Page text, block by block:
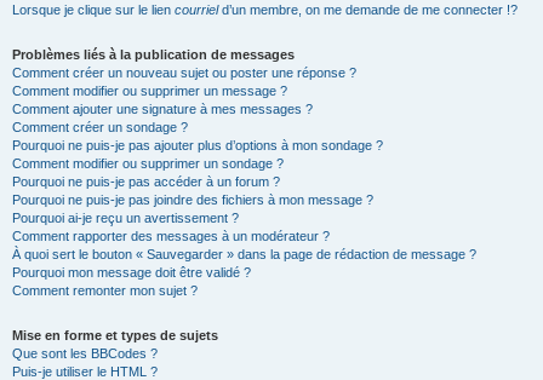
Lorsque je clique sur le lien courrield’un membre, on me demande de me connecter !?
Problèmes liés à la publication de messages
Comment créer un nouveau sujet ou poster une réponse ?
Comment modifier ou supprimer un message ?
Comment ajouter une signature à mes messages ?
Comment créer un sondage ?
Pourquoi ne puis-je pas ajouter plus d’options à mon sondage ?
Comment modifier ou supprimer un sondage ?
Pourquoi ne puis-je pas accéder à un forum ?
Pourquoi ne puis-je pas joindre des fichiers à mon message ?
Pourquoi ai-je reçu un avertissement ?
Comment rapporter des messages à un modérateur ?
À quoi sert le bouton « Sauvegarder » dans la page de rédaction de message ?
Pourquoi mon message doit être validé ?
Comment remonter mon sujet ?
Mise en forme et types de sujets
Que sont les BBCodes ?
Puis-je utiliser le HTML ?